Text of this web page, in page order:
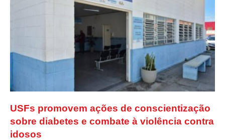
USFs promovem ações de conscientização
sobre diabetes e combate à violência contra
idosos